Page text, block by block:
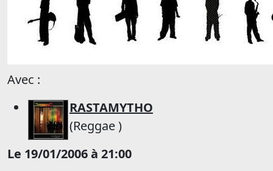
Avec :
RASTAMYTHO
(Reggae )
Le 19/01/2006 à 21:00